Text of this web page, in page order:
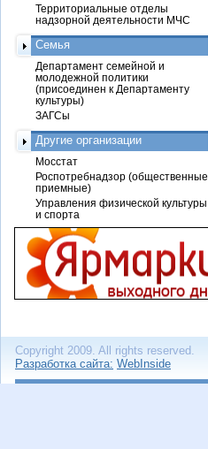
Территориальные отделы
надзорной деятельности МЧС
Семья
Департамент семейной и
молодежной политики
(присоединен к Департаменту
культуры)
ЗАГСы
Другие организации
Мосстат
Роспотребнадзор (общественные
приемные)
Управления физической культуры
и спорта
Copyright 2009. All rights reserved.
Разработка сайта: WebInside